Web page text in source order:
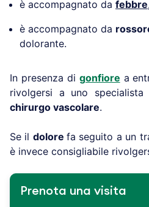
è accompagnato da febbre
è accompagnato da
dolorante.
In presenza di gonfiore a
rivolgersi a uno specialista
chirurgo vascolare.
Se il dolorefa seguito a un
è invece consigliabile
Prenota una visita